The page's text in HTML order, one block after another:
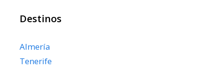
Destinos
Almería
Tenerife